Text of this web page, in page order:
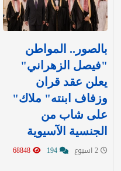
بالصور.. المواطن
"فيصل الزهراني"
يعلن عقد قران
وزفاف ابنته" ملاك"
على شاب من
الجنسية الآسيوية